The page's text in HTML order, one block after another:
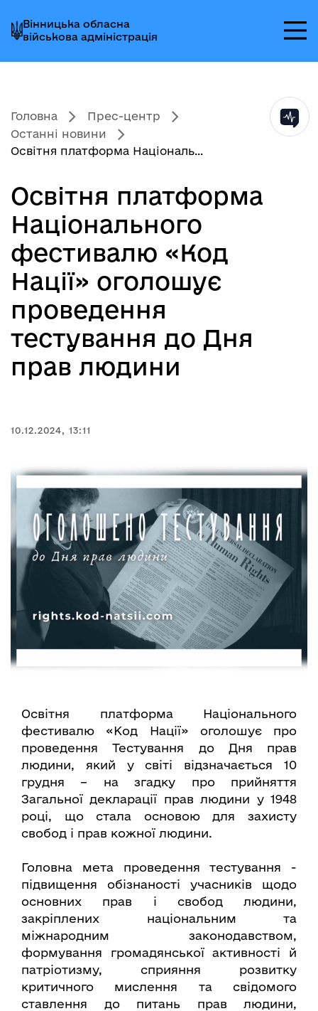
до
головного
меню
до
головного
вмісту
до
головного
колонтитула
Вінницька обласна
військова адміністрація
Головна
Прес-центр
Останні новини
Освітня платформа Національ...
Освітня платформа
Національного
фестивалю «Код
Нації» оголошує
проведення
тестування до Дня
прав людини
10.12.2024, 13:11
Освітня платформа Національного
фестивалю «Код Нації» оголошує про
проведення Тестування до Дня прав
людини, який у світі відзначається 10
грудня – на згадку про прийняття
Загальної декларації прав людини у 1948
році, що стала основою для захисту
свобод і прав кожної людини.
Головна мета проведення тестування -
підвищення обізнаності учасників щодо
основних прав і свобод людини,
закріплених національним та
міжнародним законодавством,
формування громадянської активності й
патріотизму, сприяння розвитку
критичного мислення та свідомого
ставлення до питань прав людини,